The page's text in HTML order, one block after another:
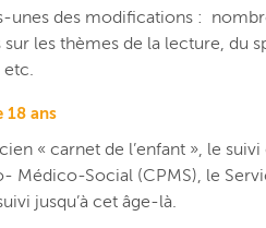
unes des modifications :
sur les thèmes de la lecture, du
etc.
18 ans
« carnet de l’enfant », le
Médico-Social (CPMS), le
jusqu’à cet âge-là.